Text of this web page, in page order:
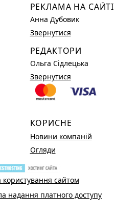
РЕКЛАМА НА САЙТІ
Анна Дубовик
Звернутися
РЕДАКТОРИ
Ольга Сідлецька
Звернутися
КОРИСНЕ
Новини компаній
Огляди
сайтом
надання платного доступу